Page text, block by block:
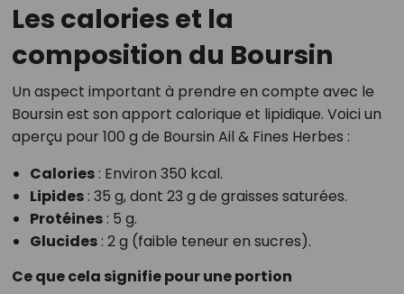
Les calories et la
composition du Boursin
Un aspect important à prendre en compte avec le
Boursin est son apport calorique et lipidique. Voici un
aperçu pour 100 g de Boursin Ail & Fines Herbes :
Calories: Environ 350 kcal.
Lipides: 35 g, dont 23 g de graisses saturées.
Protéines: 5 g.
Glucides: 2 g (faible teneur en sucres).
Ce que cela signifie pour une portion